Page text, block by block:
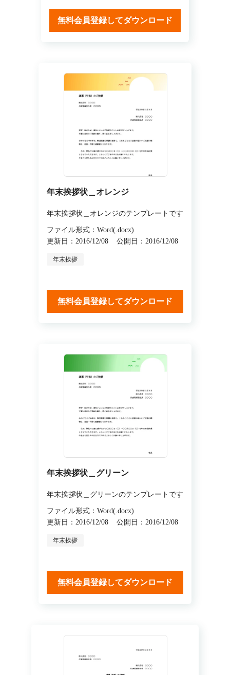
無料会員登録してダウンロード
年末挨拶状＿オレンジ
年末挨拶状＿オレンジのテンプレートです
ファイル形式：Word(.docx)
更新日：2016/12/08
公開日：2016/12/08
年末挨拶
無料会員登録してダウンロード
年末挨拶状＿グリーン
年末挨拶状＿グリーンのテンプレートです
ファイル形式：Word(.docx)
更新日：2016/12/08
公開日：2016/12/08
年末挨拶
無料会員登録してダウンロード